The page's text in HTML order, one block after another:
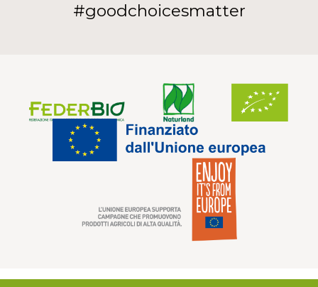
#goodchoicesmatter